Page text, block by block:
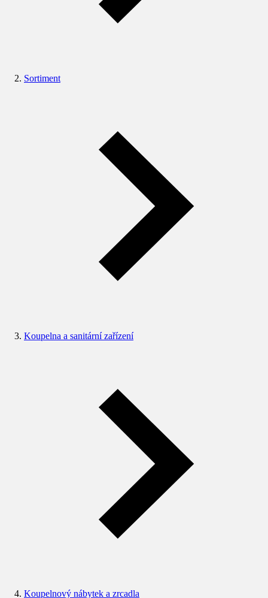
Sortiment
Koupelna a sanitární zařízení
Koupelnový nábytek a zrcadla